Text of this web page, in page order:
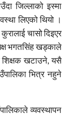
जिल्लाको इस्मा
लिएको थियो ।
चासो दिइएर
भगतसिंह खड्काले
शिक्षक खटाउने, यसै
भित्र नहुने
व्यवस्थापन